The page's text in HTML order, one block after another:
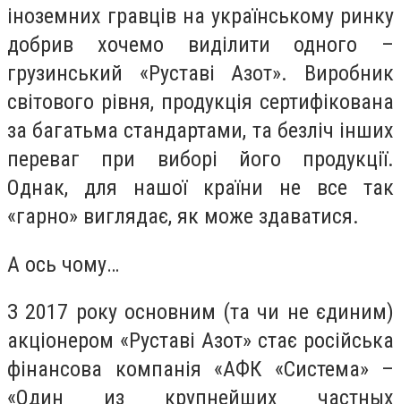
іноземних гравців на українському ринку
добрив хочемо виділити одного –
грузинський «Руставі Азот». Виробник
світового рівня, продукція сертифікована
за багатьма стандартами, та безліч інших
переваг при виборі його продукції.
Однак, для нашої країни не все так
«гарно» виглядає, як може здаватися.
А ось чому…
З 2017 року основним (та чи не єдиним)
акціонером «Руставі Азот» стає російська
фінансова компанія «АФК «Система» –
«Один из крупнейших частных